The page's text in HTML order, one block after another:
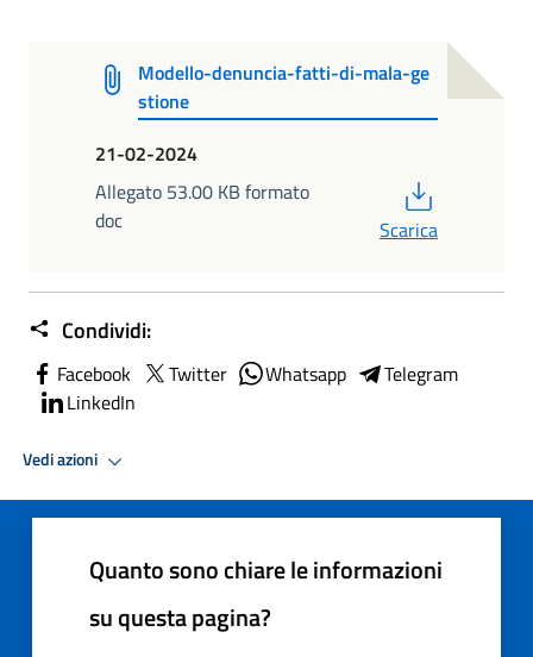
Modello-denuncia-fatti-di-mala-ge
stione
21-02-2024
Allegato 53.00 KB formato
doc
Scarica
Condividi:
Facebook Twitter Whatsapp
Telegram
LinkedIn
Vedi azioni
Quanto sono chiare le informazioni
su questa pagina?